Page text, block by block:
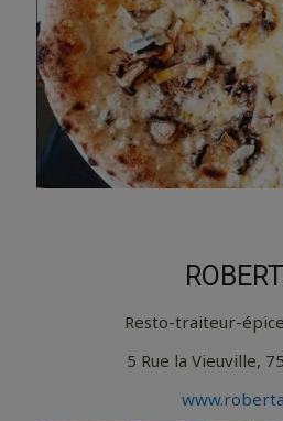
Resto-traiteur-
5 Rue la Vieuville,